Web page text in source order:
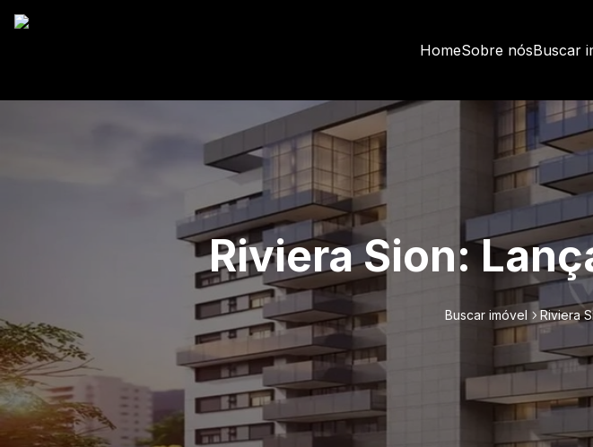
HomeSobre nósBuscar
Riviera Sion:
Buscar imóvel Riviera